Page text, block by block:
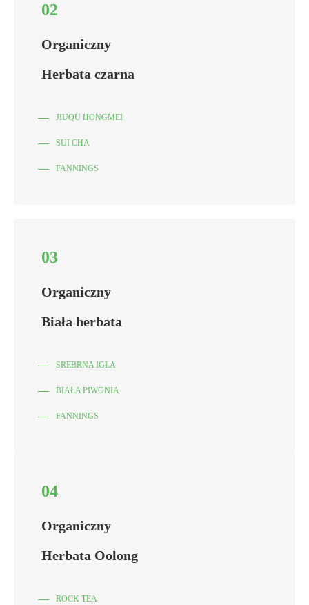
02
Organiczny
Herbata czarna
JIUQU HONGMEI
SUI CHA
FANNINGS
03
Organiczny
Biała herbata
SREBRNA IGŁA
BIAŁA PIWONIA
FANNINGS
04
Organiczny
Herbata Oolong
ROCK TEA